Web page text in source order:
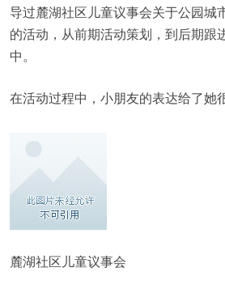
导过麓湖社区儿童议事会关于公园城
的活动，从前期活动策划，到后期跟
中。
在活动过程中，小朋友的表达给了她
麓湖社区儿童议事会